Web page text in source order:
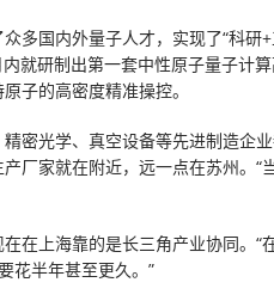
多国内外量子人才，实现了“科研
就研制出第一套中性原子量子计
子的高密度精准操控。
密光学、真空设备等先进制造企
厂家就在附近，远一点在苏州。“当
在上海靠的是长三角产业协同。“在
花半年甚至更久。”